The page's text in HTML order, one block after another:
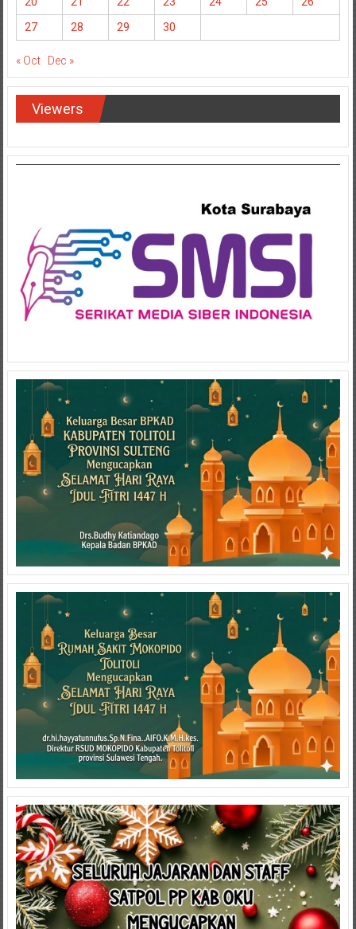
27
28 29 30
« Oct Dec »
Viewers